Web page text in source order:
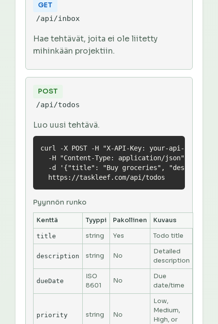
GET
/api/inbox
Hae tehtävät, joita ei ole liitetty
mihinkään projektiin.
POST
/api/todos
Luo uusi tehtävä.
curl -X POST -H "X-API-Key: your-api-key" \
  -H "Content-Type: application/json" \
-d '{"title": "Buy groceries",
  https://taskleef.com/api/todos
Pyynnön runko
Kenttä Tyyppi Pakollinen Kuvaus
title string Yes Todo title
description string No
Detailed
description
dueDate
ISO
8601
No
Due
date/time
priority string No
Low,
Medium,
High, or